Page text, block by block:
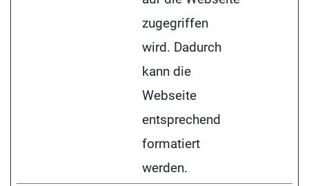
zugegriffen
wird. Dadurch
kann die
Webseite
entsprechend
formatiert
werden.